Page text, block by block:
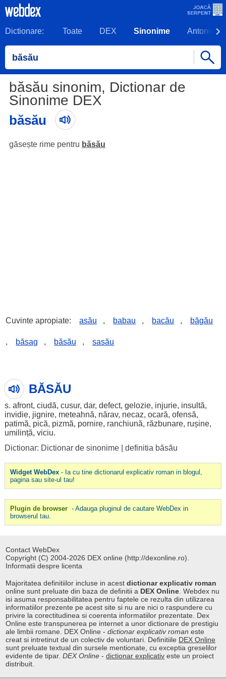
Dictionare: Toate DEX Sinonime Antonime
băsău sinonim, Dictionar de
Sinonime DEX
băsău
găsește rime pentru băsău
Cuvinte apropiate: asău , babau , bacău , băgău
, băsag , băsău , sasău
BĂSĂU
s. afront, ciudă, cusur, dar, defect, gelozie, injurie, insultă,
invidie, jignire, meteahnă, nărav, necaz, ocară, ofensă,
patimă, pică, pizmă, pornire, ranchiună, răzbunare, rușine,
umilință, viciu.
Dictionar: Dictionar de sinonime| definitia băsău
Widget WebDex- Ia cu tine dictionarul explicativ roman in blogul,
pagina sau site-ul tau!
Plugin de browser - Adauga pluginul de cautare WebDex in
browserul tau.
Contact WebDex
Copyright (C) 2004-2026 DEX online (http://dexonline.ro).
Informatii despre licenta
Majoritatea definitiilor incluse in acestdictionar explicativ roman
online sunt preluate din baza de definitii a DEX Online . Webdex nu
isi asuma responsabilitatea pentru faptele ce rezulta din utilizarea
informatiilor prezente pe acest site si nu are nici o raspundere cu
privire la corectitudinea si coerenta informatiilor prezentate. Dex
Online este transpunerea pe internet a unor dictionare de prestigiu
ale limbii romane. DEX Online -dictionar explicativ roman este
creat si intretinut de un colectiv de voluntari. Definitiile DEX Online
sunt preluate textual din sursele mentionate, cu exceptia greselilor
evidente de tipar.DEX Online -dictionar explicativ este un proiect
distribuit.